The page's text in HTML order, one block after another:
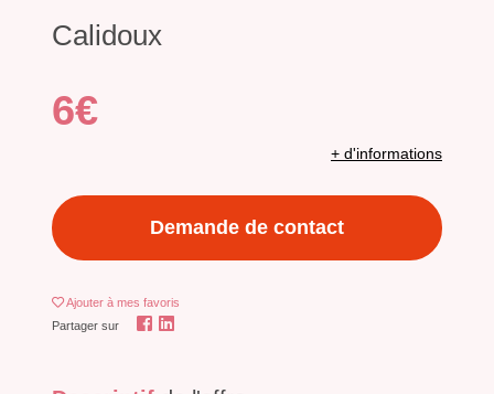
Calidoux
6€
+ d'informations
Demande de contact
Ajouter à mes favoris
Partager sur